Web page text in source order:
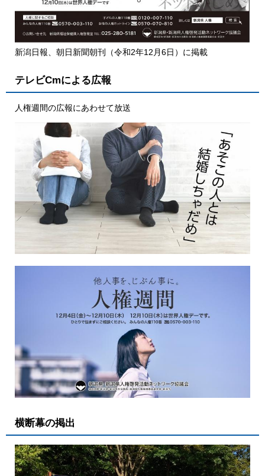
新潟日報、朝日新聞朝刊（令和2年12月6日）に掲載
テレビCmによる広報
人権週間の広報にあわせて放送
横断幕の掲出